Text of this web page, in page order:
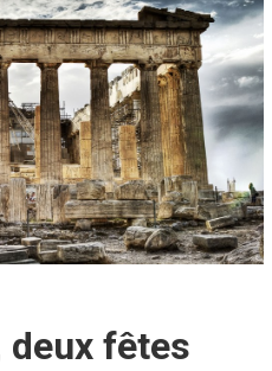
deux fêtes